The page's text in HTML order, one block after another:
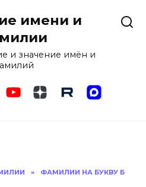
имени и
и значение имён и
» ФАМИЛИИ НА БУКВУ Б